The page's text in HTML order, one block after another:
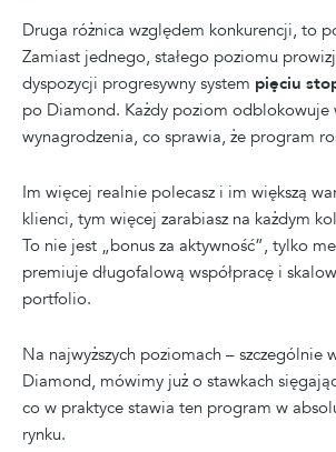
Druga różnica względem konkurencji, to
Zamiast jednego, stałego poziomu
dyspozycji progresywny system pięciu
po Diamond. Każdy poziom odblokowuje
wynagrodzenia, co sprawia, że program
Im więcej realnie polecasz i im większą
klienci, tym więcej zarabiasz na każdym
To nie jest „bonus za aktywność”, tylko
premiuje długofalową współpracę i
portfolio.
Na najwyższych poziomach – szczególnie
Diamond, mówimy już o stawkach
co w praktyce stawia ten program w
rynku.